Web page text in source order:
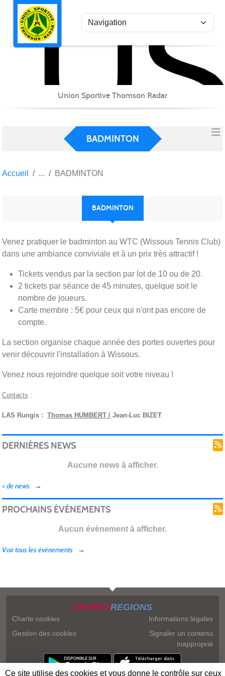
Union Sportive Thomson Radar
BADMINTON
Accueil BADMINTON
BADMINTON
Venez pratiquer le badminton au WTC (Wissous Tennis Club)
dans une ambiance conviviale et à un prix très attractif !
Tickets vendus par la section par lot de 10 ou de 20.
2 tickets par séance de 45 minutes, quelque soit le
nombre de joueurs.
Carte membre : 5€ pour ceux qui n'ont pas encore de
compte.
La section organise chaque année des portes ouvertes pour
venir découvrir l'installation à Wissous.
Venez nous rejoindre quelque soit votre niveau !
Contacts :
LAS Rungis : Thomas HUMBERT / Jean-Luc BIZET
DERNIÈRES NEWS
Aucune news à afficher.
+ de news
PROCHAINS ÉVÉNEMENTS
Aucun évènement à afficher.
Voir tous les évènements
SPORTSREGIONS
Charte cookies
Gestion des cookies
Informations légales
Signaler un contenu
inapproprié
Panneau de gestion des cookies
Ce site utilise des cookies et vous donne le contrôle sur ceux